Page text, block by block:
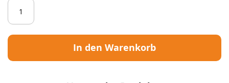
In den Warenkorb